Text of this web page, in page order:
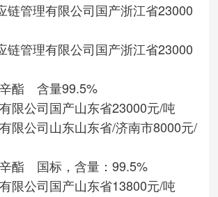
链管理有限公司国产浙江省23000
链管理有限公司国产浙江省23000
酯 含量99.5%
限公司国产山东省23000元/吨
限公司山东山东省/济南市8000元/
酯 国标，含量：99.5%
限公司国产山东省13800元/吨